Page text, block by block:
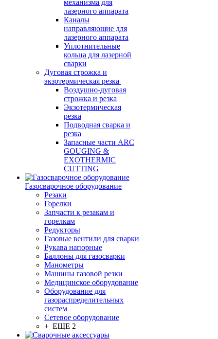
механизма для
лазерного аппарата
Каналы
направляющие для
лазерного аппарата
Уплотнительные
кольца для лазерной
сварки
Дуговая строжка и
экзотермическая резка
Воздушно-дуговая
строжка и резка
Экзотермическая
резка
Подводная сварка и
резка
Запасные части ARC
GOUGING &
EXOTHERMIC
CUTTING
Газосварочное оборудование
Резаки
Горелки
Запчасти к резакам и
горелкам
Редукторы
Газовые вентили для сварки
Рукава напорные
Баллоны для газосварки
Манометры
Машины газовой резки
Медицинское оборудование
Оборудование для
газораспределительных
систем
Сетевое оборудование
+ ЕЩЕ 2